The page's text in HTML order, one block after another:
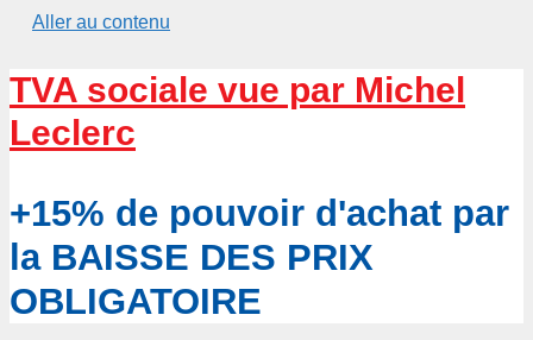
Aller au contenu
TVA sociale vue par Michel
Leclerc
+15% de pouvoir d'achat par
la BAISSE DES PRIX
OBLIGATOIRE